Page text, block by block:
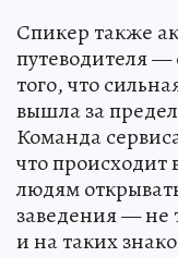
Спикер также
путеводителя
того, что
вышла за
Команда
что происходит
людям
заведения — не
и на таких